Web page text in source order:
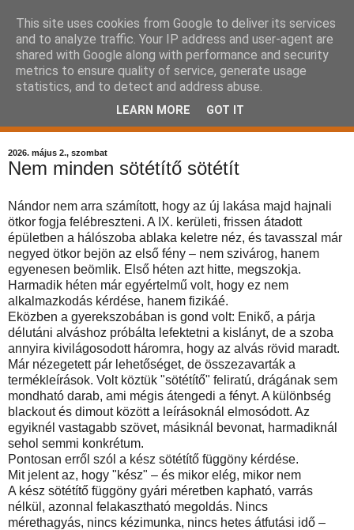
Komplex Web+
kisvállalkozás havidíjas
keresőoptimalizálás
2026. május 2., szombat
Nem minden sötétítő sötétít
Nándor nem arra számított, hogy az új lakása majd hajnali
ötkor fogja felébreszteni. A IX. kerületi, frissen átadott
épületben a hálószoba ablaka keletre néz, és tavasszal már
negyed ötkor bejön az első fény – nem szivárog, hanem
egyenesen beömlik. Első héten azt hitte, megszokja.
Harmadik héten már egyértelmű volt, hogy ez nem
alkalmazkodás kérdése, hanem fizikáé.
Eközben a gyerekszobában is gond volt: Enikő, a párja
délutáni alváshoz próbálta lefektetni a kislányt, de a szoba
annyira kivilágosodott háromra, hogy az alvás rövid maradt.
Már nézegetett pár lehetőséget, de összezavarták a
termékleírások. Volt köztük "sötétítő" feliratú, drágának sem
mondható darab, ami mégis átengedi a fényt. A különbség
blackout és dimout között a leírásoknál elmosódott. Az
egyiknél vastagabb szövet, másiknál bevonat, harmadiknál
sehol semmi konkrétum.
Pontosan erről szól a kész sötétítő függöny kérdése.
Mit jelent az, hogy "kész" – és mikor elég, mikor nem
A kész sötétítő függöny gyári méretben kapható, varrás
nélkül, azonnal felakasztható megoldás. Nincs
mérethagyás, nincs kézimunka, nincs hetes átfutási idő –
This site uses cookies from Google to deliver its services
and to analyze traffic. Your IP address and user-agent are
shared with Google along with performance and security
metrics to ensure quality of service, generate usage
statistics, and to detect and address abuse.
LEARN MORE GOT IT